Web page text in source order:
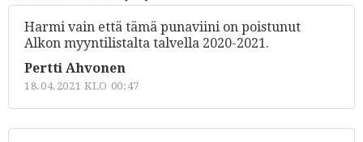
Harmi vain että tämä punaviini on poistunut
Alkon myyntilistalta talvella 2020-2021.
Pertti Ahvonen
18.04.2021 KLO 00:47